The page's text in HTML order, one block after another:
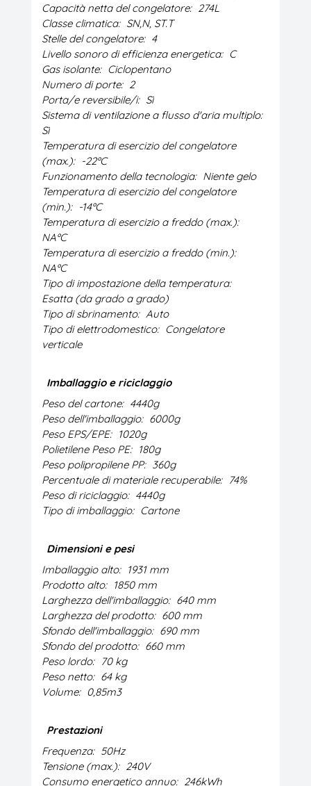
Capacità netta del congelatore: 274L
Classe climatica: SN,N, ST.T
Stelle del congelatore: 4
Livello sonoro di efficienza energetica: C
Gas isolante: Ciclopentano
Numero di porte: 2
Porta/e reversibile/i: Sì
Sistema di ventilazione a flusso d'aria multiplo:
Sì
Temperatura di esercizio del congelatore
(max.): -22ºC
Funzionamento della tecnologia: Niente gelo
Temperatura di esercizio del congelatore
(min.): -14ºC
Temperatura di esercizio a freddo (max.):
NAºC
Temperatura di esercizio a freddo (min.):
NAºC
Tipo di impostazione della temperatura:
Esatta (da grado a grado)
Tipo di sbrinamento: Auto
Tipo di elettrodomestico: Congelatore
verticale
Imballaggio e riciclaggio
Peso del cartone: 4440g
Peso dell'imballaggio: 6000g
Peso EPS/EPE: 1020g
Polietilene Peso PE: 180g
Peso polipropilene PP: 360g
Percentuale di materiale recuperabile: 74%
Peso di riciclaggio: 4440g
Tipo di imballaggio: Cartone
Dimensioni e pesi
Imballaggio alto: 1931 mm
Prodotto alto: 1850 mm
Larghezza dell'imballaggio: 640 mm
Larghezza del prodotto: 600 mm
Sfondo dell'imballaggio: 690 mm
Sfondo del prodotto: 660 mm
Peso lordo: 70 kg
Peso netto: 64 kg
Volume: 0,85m3
Prestazioni
Frequenza: 50Hz
Tensione (max.): 240V
Consumo energetico annuo: 246kWh